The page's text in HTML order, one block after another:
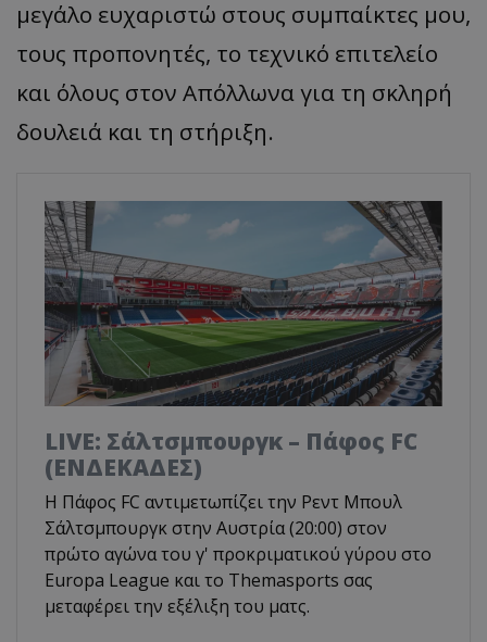
μεγάλο ευχαριστώ στους συμπαίκτες μου,
τους προπονητές, το τεχνικό επιτελείο
και όλους στον Απόλλωνα για τη σκληρή
δουλειά και τη στήριξη.
LIVE: Σάλτσμπουργκ – Πάφος FC
(ΕΝΔΕΚΑΔΕΣ)
Η Πάφος FC αντιμετωπίζει την Ρεντ Μπουλ
Σάλτσμπουργκ στην Αυστρία (20:00) στον
πρώτο αγώνα του γ' προκριματικού γύρου στο
Europa League και το Τhemasports σας
μεταφέρει την εξέλιξη του ματς.